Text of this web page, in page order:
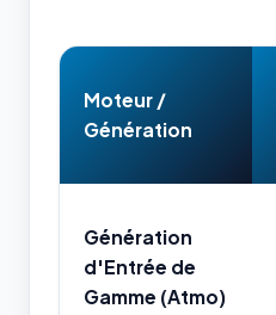
Moteur /
Génération
Génération
d'Entrée de
Gamme (Atmo)